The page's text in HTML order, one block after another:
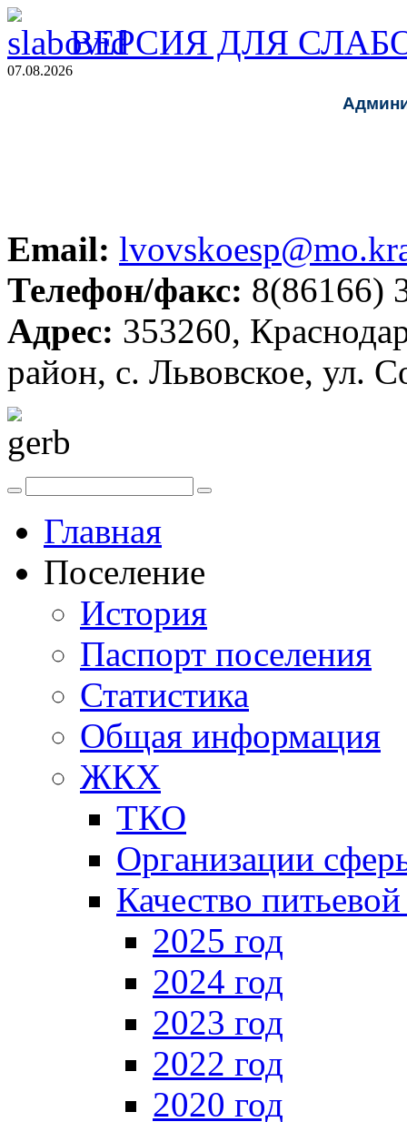
ВЕРСИЯ ДЛЯ
07.08.2026
Email:
Телефон/факс: 8(86166)
Адрес: 353260,
район, с. Львовское, ул.
Главная
Поселение
История
Паспорт поселения
Статистика
Общая информация
ЖКХ
ТКО
Организации
Качество
2025 год
2024 год
2023 год
2022 год
2020 год